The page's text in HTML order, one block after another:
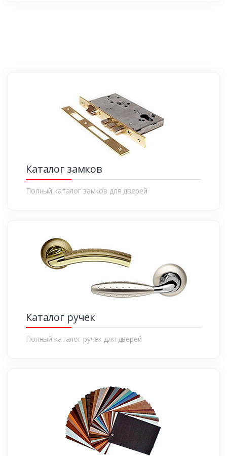
Каталог замков
Полный каталог замков для дверей
Каталог ручек
Полный каталог ручек для дверей